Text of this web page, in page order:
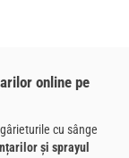
online pe
cu sânge
și sprayul